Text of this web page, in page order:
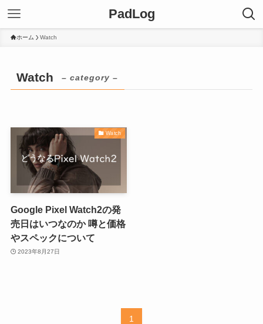
PadLog
ホーム Watch
Watch – category –
Watch
Google Pixel Watch2の発
売日はいつなのか 噂と価格
やスペックについて
2023年8月27日
1